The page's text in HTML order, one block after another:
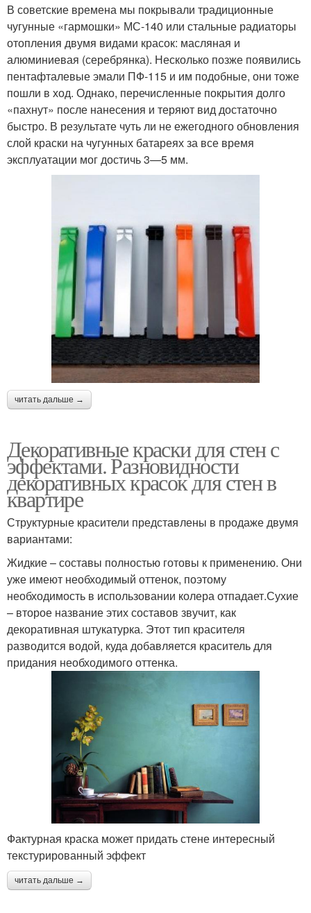
В советские времена мы покрывали традиционные
чугунные «гармошки» МС-140 или стальные радиаторы
отопления двумя видами красок: масляная и
алюминиевая (серебрянка). Несколько позже появились
пентафталевые эмали ПФ-115 и им подобные, они тоже
пошли в ход. Однако, перечисленные покрытия долго
«пахнут» после нанесения и теряют вид достаточно
быстро. В результате чуть ли не ежегодного обновления
слой краски на чугунных батареях за все время
эксплуатации мог достичь 3—5 мм.
читать дальше →
Декоративные краски для стен с
эффектами. Разновидности
декоративных красок для стен в
квартире
Структурные красители представлены в продаже двумя
вариантами:
Жидкие – составы полностью готовы к применению. Они
уже имеют необходимый оттенок, поэтому
необходимость в использовании колера отпадает.Сухие
– второе название этих составов звучит, как
декоративная штукатурка. Этот тип красителя
разводится водой, куда добавляется краситель для
придания необходимого оттенка.
Фактурная краска может придать стене интересный
текстурированный эффект
читать дальше →